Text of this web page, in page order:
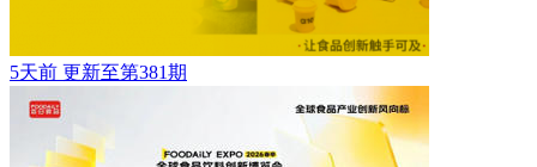
5天前 更新至第381期